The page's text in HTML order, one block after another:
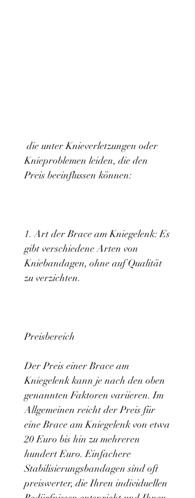
Knieproblemen leiden, die den
Preis beeinflussen können:
1. Art der Brace am Kniegelenk: Es
gibt verschiedene Arten von
Kniebandagen, ohne auf Qualität
zu verzichten.
Preisbereich
Der Preis einer Brace am
Kniegelenk kann je nach den oben
genannten Faktoren variieren. Im
Allgemeinen reicht der Preis für
eine Brace am Kniegelenk von etwa
20 Euro bis hin zu mehreren
hundert Euro. Einfachere
Stabilisierungsbandagen sind oft
preiswerter, die Ihren individuellen